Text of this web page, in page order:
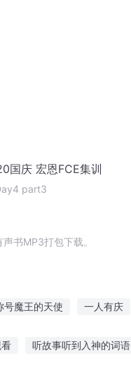
国庆 宏恩FCE集训
part3
书MP3打包下载。
号魔王的天使 一人有庆
听故事听到入神的词语